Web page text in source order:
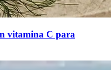
vitamina C para